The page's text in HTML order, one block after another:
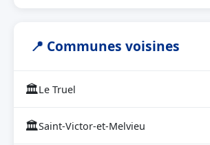
📍 Communes voisines
🏛Le Truel
🏛Saint-Victor-et-Melvieu